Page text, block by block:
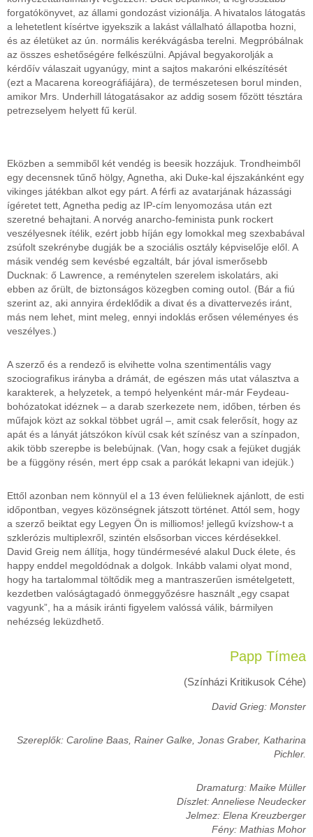
forgatókönyvet, az állami gondozást vizionálja. A hivatalos látogatás
a lehetetlent kísértve igyekszik a lakást vállalható állapotba hozni,
és az életüket az ún. normális kerékvágásba terelni. Megpróbálnak
az összes eshetőségére felkészülni. Apjával begyakorolják a
kérdőív válaszait ugyanúgy, mint a sajtos makaróni elkészítését
(ezt a Macarena koreográfiájára), de természetesen borul minden,
amikor Mrs. Underhill látogatásakor az addig sosem főzött tésztára
petrezselyem helyett fű kerül.
Eközben a semmiből két vendég is beesik hozzájuk. Trondheimből
egy decensnek tűnő hölgy, Agnetha, aki Duke-kal éjszakánként egy
vikinges játékban alkot egy párt. A férfi az avatarjának házassági
ígéretet tett, Agnetha pedig az IP-cím lenyomozása után ezt
szeretné behajtani. A norvég anarcho-feminista punk rockert
veszélyesnek ítélik, ezért jobb híján egy lomokkal meg szexbabával
zsúfolt szekrénybe dugják be a szociális osztály képviselője elől. A
másik vendég sem kevésbé egzaltált, bár jóval ismerősebb
Ducknak: ő Lawrence, a reménytelen szerelem iskolatárs, aki
ebben az őrült, de biztonságos közegben coming outol. (Bár a fiú
szerint az, aki annyira érdeklődik a divat és a divattervezés iránt,
más nem lehet, mint meleg, ennyi indoklás erősen véleményes és
veszélyes.)
A szerző és a rendező is elvihette volna szentimentális vagy
szociografikus irányba a drámát, de egészen más utat választva a
karakterek, a helyzetek, a tempó helyenként már-már Feydeau-
bohózatokat idéznek – a darab szerkezete nem, időben, térben és
műfajok közt az sokkal többet ugrál –, amit csak felerősít, hogy az
apát és a lányát játszókon kívül csak két színész van a színpadon,
akik több szerepbe is belebújnak. (Van, hogy csak a fejüket dugják
be a függöny résén, mert épp csak a parókát lekapni van idejük.)
Ettől azonban nem könnyül el a 13 éven felülieknek ajánlott, de esti
időpontban, vegyes közönségnek játszott történet. Attól sem, hogy
a szerző beiktat egy Legyen Ön is milliomos! jellegű kvízshow-t a
szklerózis multiplexről, szintén elsősorban vicces kérdésekkel.
David Greig nem állítja, hogy tündérmesévé alakul Duck élete, és
happy enddel megoldódnak a dolgok. Inkább valami olyat mond,
hogy ha tartalommal töltődik meg a mantraszerűen ismételgetett,
kezdetben valóságtagadó önmeggyőzésre használt „egy csapat
vagyunk”, ha a másik iránti figyelem valóssá válik, bármilyen
nehézség leküzdhető.
Papp Tímea
(Színházi Kritikusok Céhe)
David Grieg: Monster
Szereplők: Caroline Baas, Rainer Galke, Jonas Graber, Katharina
Pichler.
Dramaturg: Maike Müller
Díszlet: Anneliese Neudecker
Jelmez: Elena Kreuzberger
Fény: Mathias Mohor